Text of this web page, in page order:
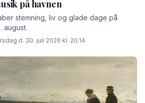
på havnen
stemning, liv og glade dage på
august.
d. 30. juli 2026 kl. 20.14